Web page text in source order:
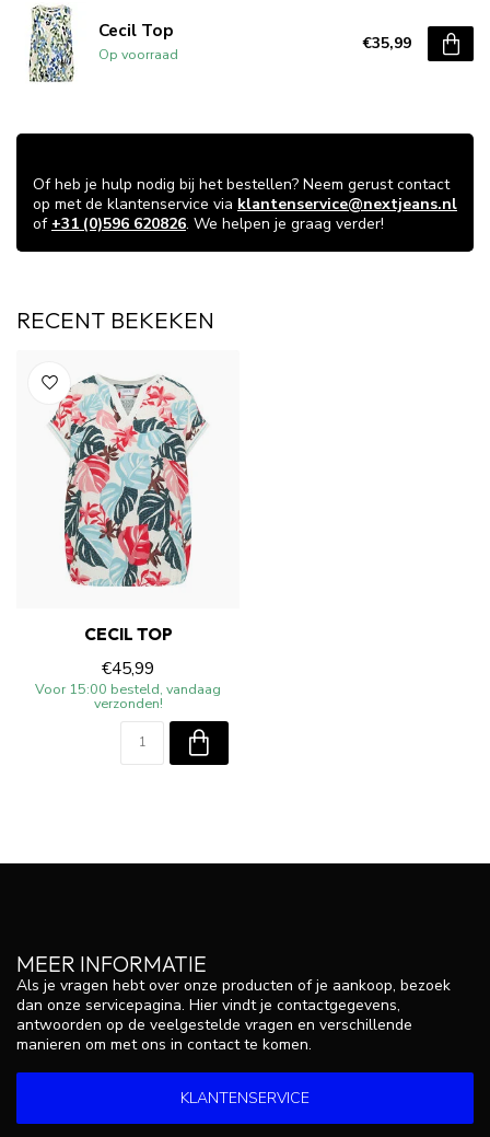
Cecil Top
Op voorraad
€35,99
Of heb je hulp nodig bij het bestellen? Neem gerust contact
op met de klantenservice via klantenservice@nextjeans.nl
of +31 (0)596 620826. We helpen je graag verder!
RECENT BEKEKEN
CECIL TOP
€45,99
Voor 15:00 besteld, vandaag
verzonden!
MEER INFORMATIE
Als je vragen hebt over onze producten of je aankoop, bezoek
dan onze servicepagina. Hier vindt je contactgegevens,
antwoorden op de veelgestelde vragen en verschillende
manieren om met ons in contact te komen.
KLANTENSERVICE